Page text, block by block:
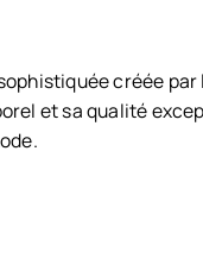
créée par
et sa qualité